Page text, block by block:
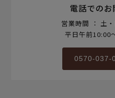
電話での
営業時間 ： 土
平日午前10:00
0570-037-